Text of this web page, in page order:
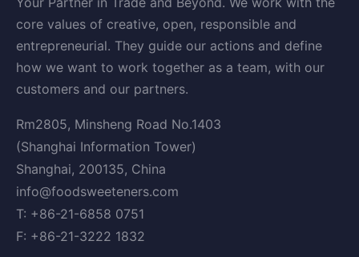
core values of creative, open, responsible and
entrepreneurial. They guide our actions and define
how we want to work together as a team, with our
customers and our partners.
Rm2805, Minsheng Road No.1403
(Shanghai Information Tower)
Shanghai, 200135, China
info@foodsweeteners.com
T: +86-21-6858 0751
F: +86-21-3222 1832